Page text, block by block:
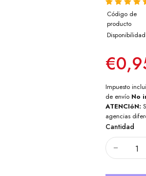
Código de
producto
Disponibilidad
Impuesto
de envío No
ATENCIóN:
agencias
Cantidad